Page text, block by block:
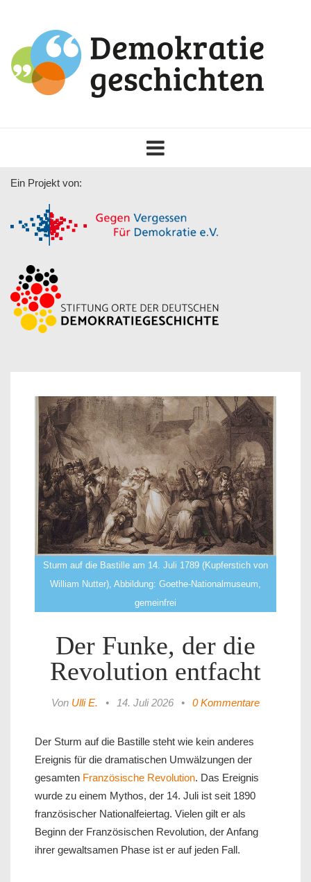
navigation
Ein Projekt von:
Sturm auf die Bastille am 14. Juli 1789 (Kupferstich von
William Nutter), Abbildung: Goethe-Nationalmuseum,
gemeinfrei
Der Funke, der die
Revolution entfacht
Von Ulli E. • 14. Juli 2026 • 0 Kommentare
Der Sturm auf die Bastille steht wie kein anderes
Ereignis für die dramatischen Umwälzungen der
gesamten Französische Revolution. Das Ereignis
wurde zu einem Mythos, der 14. Juli ist seit 1890
französischer Nationalfeiertag. Vielen gilt er als
Beginn der Französischen Revolution, der Anfang
ihrer gewaltsamen Phase ist er auf jeden Fall.